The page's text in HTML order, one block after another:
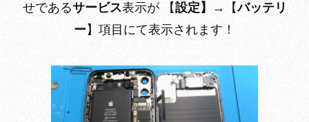
せであるサービス表示が 【設定】 →【バッテリ
ー】項目にて表示されます！